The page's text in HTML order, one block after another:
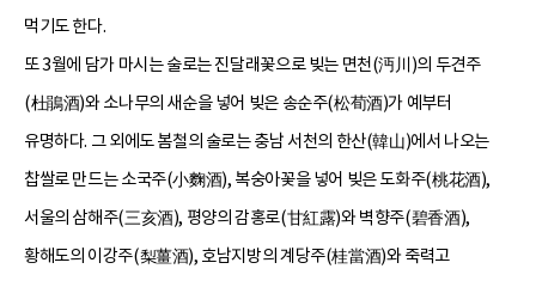
먹기도 한다.
또 3월에 담가 마시는 술로는 진달래꽃으로 빚는 면천(沔川)의 두견주
(杜鵑酒)와 소나무의 새순을 넣어 빚은 송순주(松荀酒)가 예부터
유명하다. 그 외에도 봄철의 술로는 충남 서천의 한산(韓山)에서 나오는
찹쌀로 만드는 소국주(小麴酒), 복숭아꽃을 넣어 빚은 도화주(桃花酒),
서울의 삼해주(三亥酒), 평양의 감홍로(甘紅露)와 벽향주(碧香酒),
황해도의 이강주(梨薑酒), 호남지방의 계당주(桂當酒)와 죽력고